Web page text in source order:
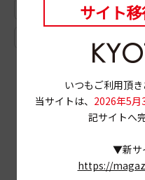
# ジーンズ
サイト
いつもご利用頂き
当サイトは、 2026年5月
記サイトへ
▼新サ
https://